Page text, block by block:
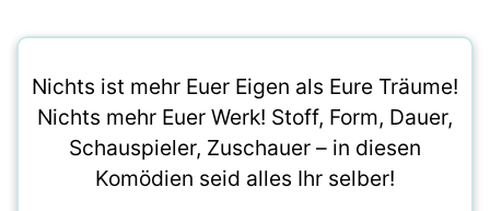
Nichts ist mehr Euer Eigen als Eure Träume!
Nichts mehr Euer Werk! Stoff, Form, Dauer,
Schauspieler, Zuschauer – in diesen
Komödien seid alles Ihr selber!